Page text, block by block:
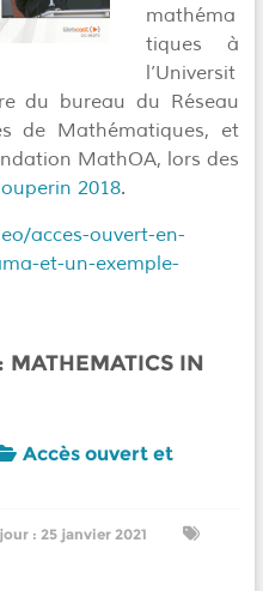
mathéma
tiques à
l’Universit
du bureau du Réseau
de Mathématiques, et
MathOA, lors des
2018.
acces-ouvert-en-
et-un-exemple-
IN
Accès ouvert et
25 janvier 2021